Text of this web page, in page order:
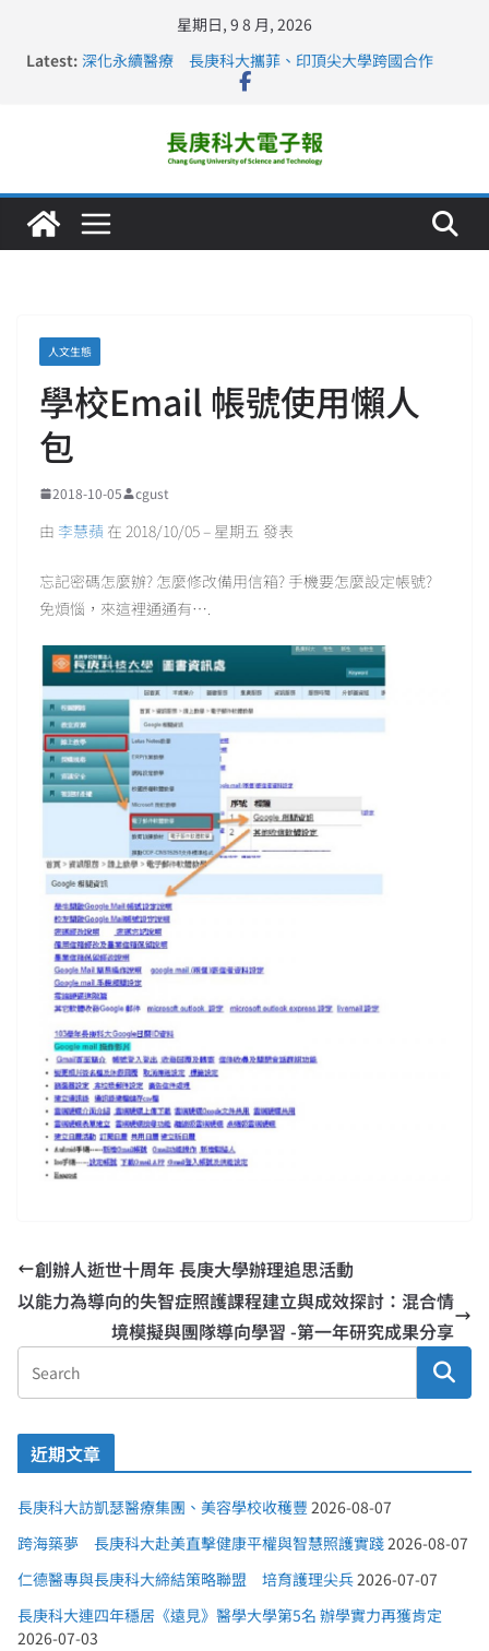
星期日, 9 8 月, 2026
Latest: 深化永續醫療 長庚科大攜菲、印頂尖大學跨國合作
長庚科大訪凱瑟醫療集團、美容學校收穫豐
仁德醫專與長庚科大締結策略聯盟 培育護理尖兵
長庚科大連四年穩居《遠見》醫學大學第5名 辦學實力再
人文生態
學校Email 帳號使用懶人
包
2018-10-05 cgust
由 李慧蘋 在 2018/10/05 – 星期五 發表
忘記密碼怎麼辦? 怎麼修改備用信箱? 手機要怎麼設定帳號?
免煩惱，來這裡通通有….
創辦人逝世十周年 長庚大學辦理追思活動
以能力為導向的失智症照護課程建立與成效探討：混合情
境模擬與團隊導向學習 -第一年研究成果分享
近期文章
長庚科大訪凱瑟醫療集團、美容學校收穫豐 2026-08-07
跨海築夢 長庚科大赴美直擊健康平權與智慧照護實踐2026-08-07
仁德醫專與長庚科大締結策略聯盟 培育護理尖兵2026-07-07
長庚科大連四年穩居《遠見》醫學大學第5名 辦學實力再獲肯定
2026-07-03